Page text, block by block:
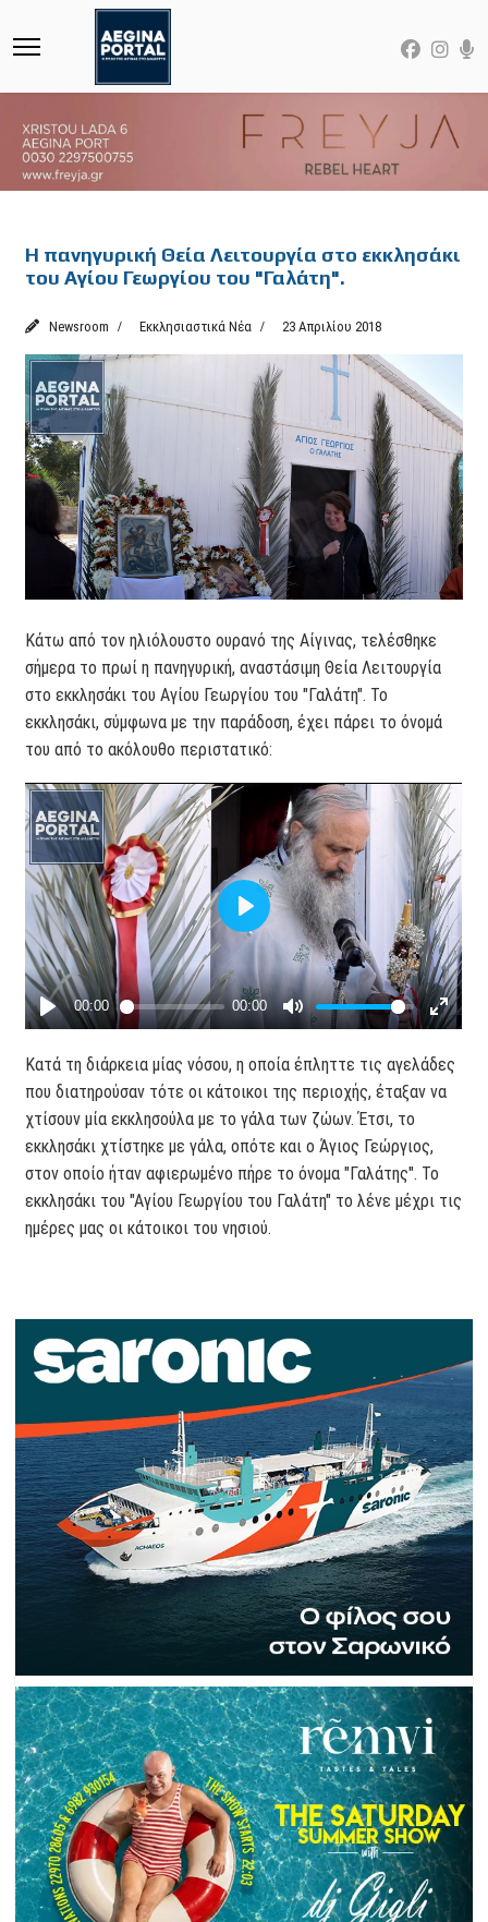
Η πανηγυρική Θεία Λειτουργία στο εκκλησάκι
του Αγίου Γεωργίου του "Γαλάτη".
Newsroom Εκκλησιαστικά Νέα 23 Απριλίου 2018
Κάτω από τον ηλιόλουστο ουρανό της Αίγινας, τελέσθηκε
σήμερα το πρωί η πανηγυρική, αναστάσιμη Θεία Λειτουργία
στο εκκλησάκι του Αγίου Γεωργίου του "Γαλάτη". Το
εκκλησάκι, σύμφωνα με την παράδοση, έχει πάρει το όνομά
του από το ακόλουθο περιστατικό:
Κατά τη διάρκεια μίας νόσου, η οποία έπληττε τις αγελάδες
που διατηρούσαν τότε οι κάτοικοι της περιοχής, έταξαν να
χτίσουν μία εκκλησούλα με το γάλα των ζώων. Έτσι, το
εκκλησάκι χτίστηκε με γάλα, οπότε και ο Άγιος Γεώργιος,
στον οποίο ήταν αφιερωμένο πήρε το όνομα "Γαλάτης". Το
εκκλησάκι του "Αγίου Γεωργίου του Γαλάτη" το λένε μέχρι τις
ημέρες μας οι κάτοικοι του νησιού.